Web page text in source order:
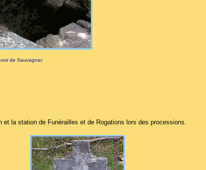
de Sauvagnac
la station de Funérailles et de Rogations lors des processions.